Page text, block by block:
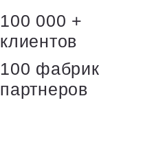
100 000 +
клиентов
100 фабрик
партнеров